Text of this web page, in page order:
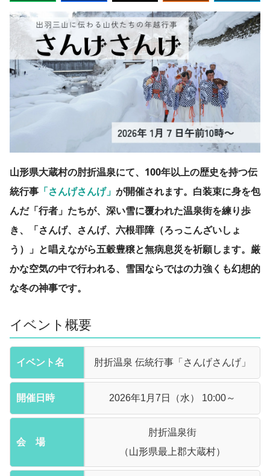
山形県大蔵村の肘折温泉にて、100年以上の歴史を持つ伝
統行事 「さんげさんげ」 が開催されます。白装束に身を包
んだ「行者」たちが、深い雪に覆われた温泉街を練り歩
き、「さんげ、さんげ、六根罪障（ろっこんざいしょ
う）」と唱えながら五穀豊穣と無病息災を祈願します。厳
かな空気の中で行われる、雪国ならではの力強くも幻想的
な冬の神事です。
イベント概要
イベント名 肘折温泉 伝統行事「さんげさんげ」
開催日時 2026年1月7日（水） 10:00～
会 場
肘折温泉街
（山形県最上郡大蔵村）